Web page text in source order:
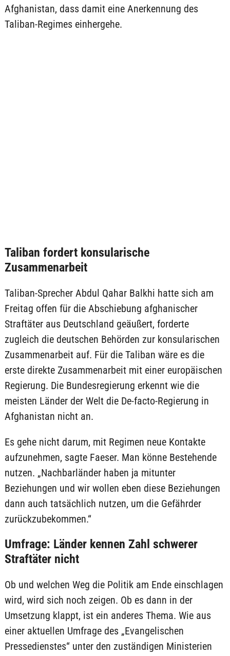
Afghanistan, dass damit eine Anerkennung des
Taliban-Regimes einhergehe.
Taliban fordert konsularische
Zusammenarbeit
Taliban-Sprecher Abdul Qahar Balkhi hatte sich am
Freitag offen für die Abschiebung afghanischer
Straftäter aus Deutschland geäußert, forderte
zugleich die deutschen Behörden zur konsularischen
Zusammenarbeit auf. Für die Taliban wäre es die
erste direkte Zusammenarbeit mit einer europäischen
Regierung. Die Bundesregierung erkennt wie die
meisten Länder der Welt die De-facto-Regierung in
Afghanistan nicht an.
Es gehe nicht darum, mit Regimen neue Kontakte
aufzunehmen, sagte Faeser. Man könne Bestehende
nutzen. „Nachbarländer haben ja mitunter
Beziehungen und wir wollen eben diese Beziehungen
dann auch tatsächlich nutzen, um die Gefährder
zurückzubekommen.“
Umfrage: Länder kennen Zahl schwerer
Straftäter nicht
Ob und welchen Weg die Politik am Ende einschlagen
wird, wird sich noch zeigen. Ob es dann in der
Umsetzung klappt, ist ein anderes Thema. Wie aus
einer aktuellen Umfrage des „Evangelischen
Pressedienstes“ unter den zuständigen Ministerien